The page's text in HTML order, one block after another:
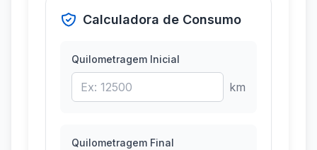
Calculadora de Consumo
Quilometragem Inicial
km
Quilometragem Final